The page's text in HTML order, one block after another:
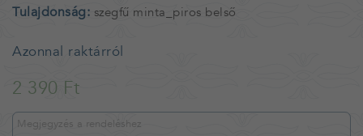
Tulajdonság szegfű minta_piros belső
Azonnal raktárról
2 390 Ft